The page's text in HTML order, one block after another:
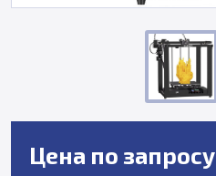
Цена по запросу